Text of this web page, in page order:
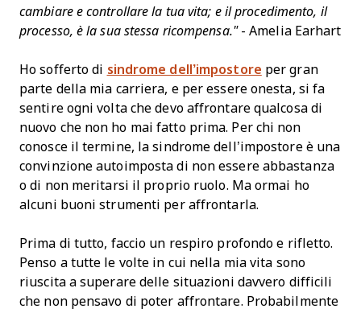
cambiare e controllare la tua vita; e il procedimento, il
processo, è la sua stessa ricompensa."- Amelia Earhart
Ho sofferto di sindrome dell’impostore per gran
parte della mia carriera, e per essere onesta, si fa
sentire ogni volta che devo affrontare qualcosa di
nuovo che non ho mai fatto prima. Per chi non
conosce il termine, la sindrome dell’impostore è una
convinzione autoimposta di non essere abbastanza
o di non meritarsi il proprio ruolo. Ma ormai ho
alcuni buoni strumenti per affrontarla.
Prima di tutto, faccio un respiro profondo e rifletto.
Penso a tutte le volte in cui nella mia vita sono
riuscita a superare delle situazioni davvero difficili
che non pensavo di poter affrontare. Probabilmente